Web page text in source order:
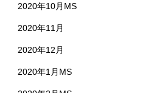
2020年10月MS
2020年11月
2020年12月
2020年1月MS